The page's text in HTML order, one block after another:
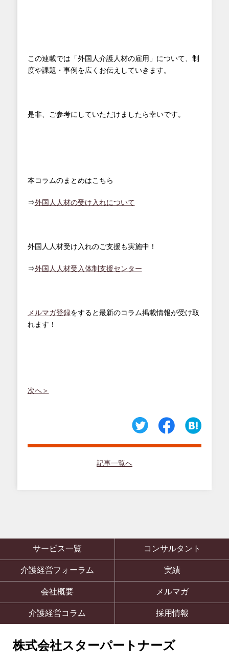
この連載では「外国人介護人材の雇用」について、制
度や課題・事例を広くお伝えしていきます。
是非、ご参考にしていただけましたら幸いです。
本コラムのまとめはこちら
⇒外国人人材の受け入れについて
外国人人材受け入れのご支援も実施中！
⇒外国人人材受入体制支援センター
メルマガ登録をすると最新のコラム掲載情報が受け取
れます！
次へ＞
記事一覧へ
サービス一覧 コンサルタント
介護経営フォーラム 実績
会社概要 メルマガ
介護経営コラム 採用情報
株式会社スターパートナーズ